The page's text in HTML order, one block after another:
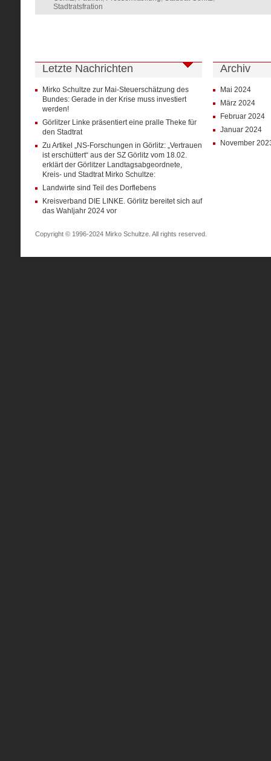
Stadtratsfration
Letzte Nachrichten
Mirko Schultze zur Mai-Steuerschätzung des
Bundes: Gerade in der Krise muss investiert
werden!
Görlitzer Linke präsentiert eine pralle Theke für
den Stadtrat
Zu Artikel „NS-Forschungen in Görlitz: „Vertrauen
ist erschüttert“ aus der SZ Görlitz vom 18.02.
erklärt der Görlitzer Landtagsabgeordnete,
Kreis- und Stadtrat Mirko Schultze:
Landwirte sind Teil des Dorflebens
Kreisverband DIE LINKE. Görlitz bereitet sich auf
das Wahljahr 2024 vor
Archiv
Mai 2024
März 2024
Februar 2024
Januar 2024
November
Copyright © 1996-2024 Mirko Schultze. All rights reserved.